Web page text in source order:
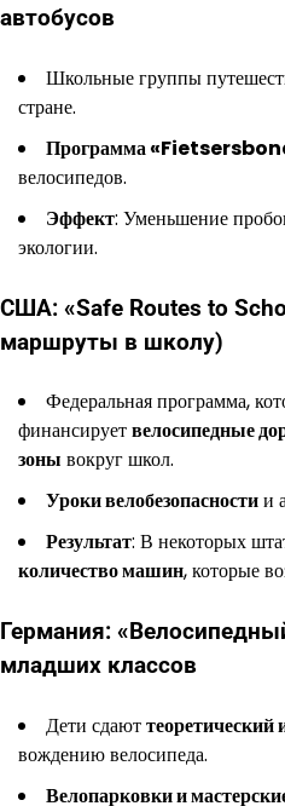
автобусов
Школьные группы
стране.
Программа
велосипедов.
Эффект: Уменьшение
экологии.
США: «Safe Routes to
маршруты в школу)
Федеральная программа,
финансируетвелосипедные
зоны вокруг школ.
Уроки велобезопасностии
Результат: В некоторых
количество машин, которые
Германия:
младших классов
Дети сдаюттеоретический
вождению велосипеда.
Велопарковки и